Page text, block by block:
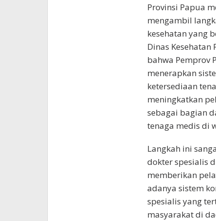
Provinsi Papua
mengambil
kesehatan yang
Dinas
bahwa Pemprov
menerapkan
ketersediaan
meningkatkan
sebagai bagian
tenaga medis di
Langkah ini
dokter spesialis
memberikan
adanya sistem
spesialis yang
masyarakat di